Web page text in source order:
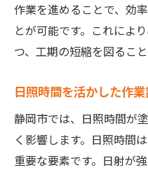
作業を進めることで、効
とが可能です。これによ
つ、工期の短縮を図ること
日照時間を活かした作
静岡市では、日照時間が
く影響します。日照時間
重要な要素です。日射が